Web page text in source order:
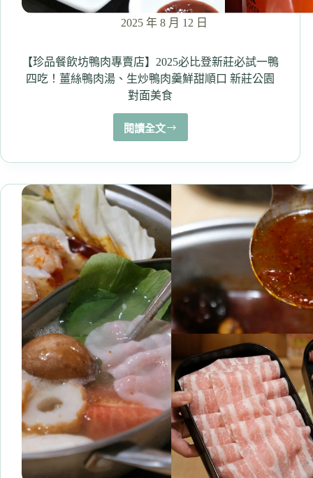
搭
配
碗
鹹
豆
漿！
（內
有
單）
2025 年 8 月 12 日
【珍品餐飲坊鴨肉專賣店】2025必比登新莊必試一鴨
四吃！薑絲鴨肉湯、生炒鴨肉羹鮮甜順口 新莊公園
對面美食
閱讀全文
【珍
餐
坊
鴨
肉
專
賣
店】
2025
必
比
登
新
莊
必
試
一
鴨
四
吃！
薑
絲